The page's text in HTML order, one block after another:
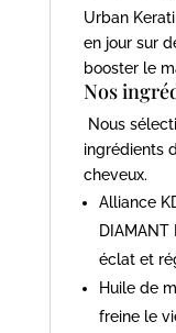
Urban
en jour sur
booster le
Nos
Nous
ingrédients
cheveux.
Alliance
éclat et
Huile de
freine le